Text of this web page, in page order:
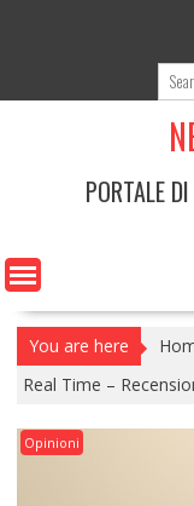
PORTALE
You are here
Real Time –
Opinioni